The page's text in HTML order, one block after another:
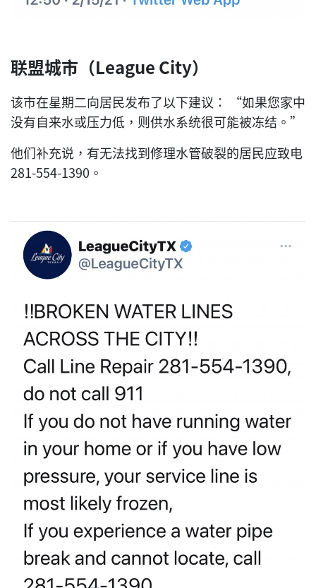
联盟城市（League City）
该市在星期二向居民发布了以下建议： “如果您家中
没有自来水或压力低，则供水系统很可能被冻结。”
他们补充说，有无法找到修理水管破裂的居民应致电
281-554-1390。